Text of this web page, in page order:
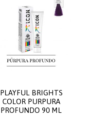
PLAYFUL BRIGHTS
COLOR PURPURA
PROFUNDO 90 ML